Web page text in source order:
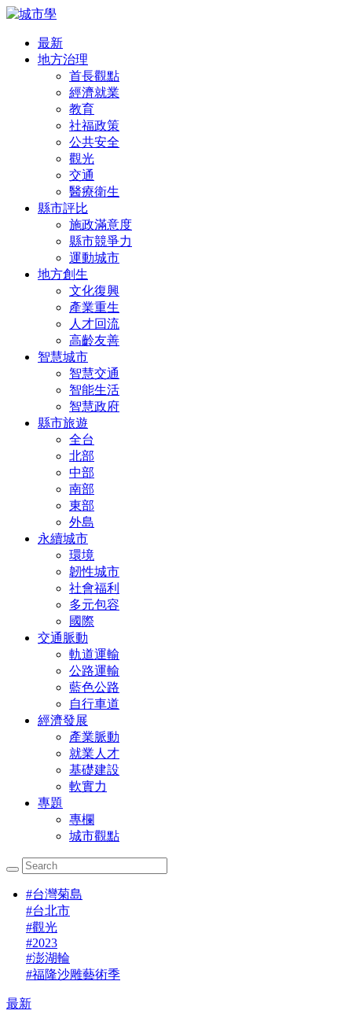
最新
地方治理
首長觀點
經濟就業
教育
社福政策
公共安全
觀光
交通
醫療衛生
縣市評比
施政滿意度
縣市競爭力
運動城市
地方創生
文化復興
產業重生
人才回流
高齡友善
智慧城市
智慧交通
智能生活
智慧政府
縣市旅遊
全台
北部
中部
南部
東部
外島
永續城市
環境
韌性城市
社會福利
多元包容
國際
交通脈動
軌道運輸
公路運輸
藍色公路
自行車道
經濟發展
產業脈動
就業人才
基礎建設
軟實力
專題
專欄
城市觀點
#台灣菊島
#台北市
#觀光
#2023
#澎湖輪
#福隆沙雕藝術季
最新